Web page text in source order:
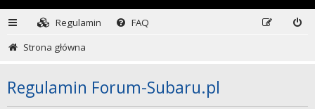
Regulamin
FAQ
Strona główna
Regulamin Forum-Subaru.pl